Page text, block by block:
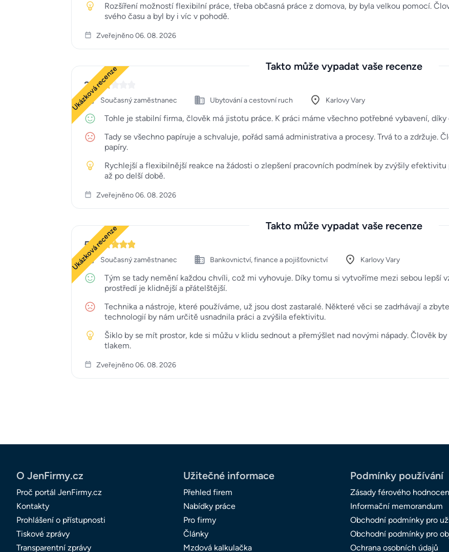
Rozšíření možností flexibilní práce, třeba občasná práce z domova, by byla velkou pomocí.
svého času a byl by i víc v pohodě.
Zveřejněno 06. 08. 2026
Takto může vypadat vaše recenze
Ukázková recenze
2
Současný zaměstnanec Ubytování a cestovní ruch Karlovy Vary
Tohle je stabilní firma, člověk má jistotu práce. K práci máme všechno potřebné vybavení,
Tady se všechno papíruje a schvaluje, pořád samá administrativa a procesy. Trvá to a zdržuje.
papíry.
Rychlejší a flexibilnější reakce na žádosti o zlepšení pracovních podmínek by zvýšily
až po delší době.
Zveřejněno 06. 08. 2026
Takto může vypadat vaše recenze
Ukázková recenze
5
Současný zaměstnanec Bankovnictví, finance a pojišťovnictví Karlovy Vary
Tým se tady nemění každou chvíli, což mi vyhovuje. Díky tomu si vytvoříme mezi sebou lepší
prostředí je klidnější a přátelštější.
Technika a nástroje, které používáme, už jsou dost zastaralé. Některé věci se zadrhávají a
technologií by nám určitě usnadnila práci a zvýšila efektivitu.
Šiklo by se mít prostor, kde si můžu v klidu sednout a přemýšlet nad novými nápady. Člověk
tlakem.
Zveřejněno 06. 08. 2026
O JenFirmy.cz
Proč portál JenFirmy.cz
Kontakty
Prohlášení o přístupnosti
Tiskové zprávy
Transparentní zprávy
Užitečné informace
Přehled firem
Nabídky práce
Pro firmy
Články
Mzdová kalkulačka
Podmínky používání
Zásady férového
Informační memorandum
Obchodní podmínky pro
Obchodní podmínky pro
Ochrana osobních údajů